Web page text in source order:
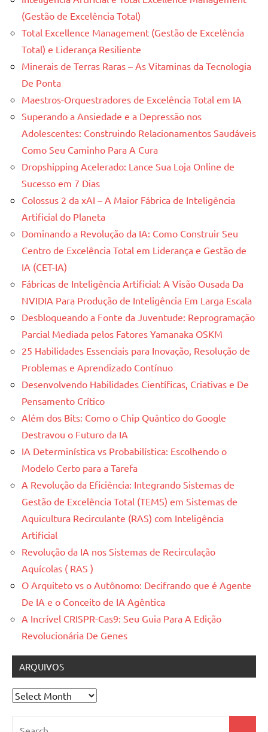
(Gestão de Excelência Total)
Total Excellence Management (Gestão de Excelência
Total) e Liderança Resiliente
Minerais de Terras Raras – As Vitaminas da Tecnologia
De Ponta
Maestros-Orquestradores de Excelência Total em IA
Superando a Ansiedade e a Depressão nos
Adolescentes: Construindo Relacionamentos Saudáveis
Como Seu Caminho Para A Cura
Dropshipping Acelerado: Lance Sua Loja Online de
Sucesso em 7 Dias
Colossus 2 da xAI – A Maior Fábrica de Inteligência
Artificial do Planeta
Dominando a Revolução da IA: Como Construir Seu
Centro de Excelência Total em Liderança e Gestão de
IA (CET-IA)
Fábricas de Inteligência Artificial: A Visão Ousada Da
NVIDIA Para Produção de Inteligência Em Larga Escala
Desbloqueando a Fonte da Juventude: Reprogramação
Parcial Mediada pelos Fatores Yamanaka OSKM
25 Habilidades Essenciais para Inovação, Resolução de
Problemas e Aprendizado Contínuo
Desenvolvendo Habilidades Científicas, Criativas e De
Pensamento Crítico
Além dos Bits: Como o Chip Quântico do Google
Destravou o Futuro da IA
IA Determinística vs Probabilística: Escolhendo o
Modelo Certo para a Tarefa
A Revolução da Eficiência: Integrando Sistemas de
Gestão de Excelência Total (TEMS) em Sistemas de
Aquicultura Recirculante (RAS) com Inteligência
Artificial
Revolução da IA nos Sistemas de Recirculação
Aquícolas ( RAS )
O Arquiteto vs o Autônomo: Decifrando que é Agente
De IA e o Conceito de IA Agêntica
A Incrível CRISPR-Cas9: Seu Guia Para A Edição
Revolucionária De Genes
ARQUIVOS
Arquivos